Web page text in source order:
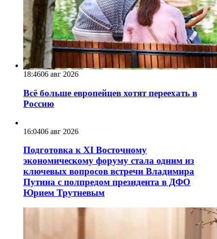
18:4606 авг 2026
Всё больше европейцев хотят переехать в
Россию
16:0406 авг 2026
Подготовка к XI Восточному
экономическому форуму стала одним из
ключевых вопросов встречи Владимира
Путина с полпредом президента в ДФО
Юрием Трутневым